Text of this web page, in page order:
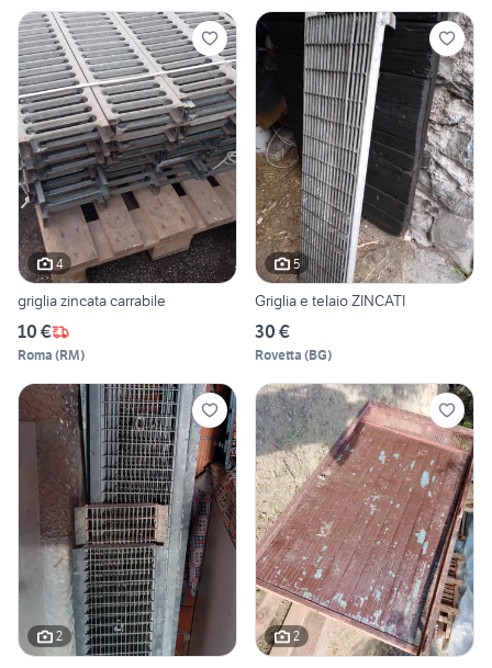
4
griglia zincata carrabile
10 €
Roma (RM)
5
Griglia e telaio ZINCATI
30 €
Rovetta (BG)
2 2